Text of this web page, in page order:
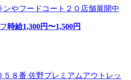
やフードコート２０店舗展開中
時給1,300円〜1,500円
８番 佐野プレミアムアウトレッ